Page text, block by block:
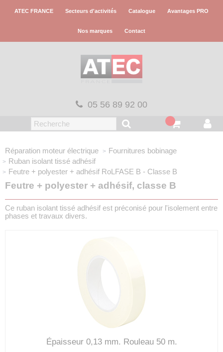
ATEC FRANCE Secteurs d'activités Catalogue Avantages PRO
Nos marques Contact
05 56 89 92 00
Réparation moteur électrique
Fournitures bobinage
Ruban isolant tissé adhésif
Feutre + polyester + adhésif RoLFASE B - Classe B
Feutre + polyester + adhésif, classe B
Ce ruban isolant tissé adhésif est préconisé pour l'isolement entre
phases et travaux divers.
Épaisseur 0,13 mm. Rouleau 50 m.